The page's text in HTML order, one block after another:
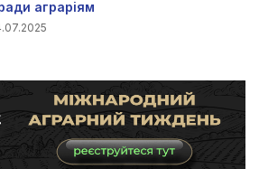
аграріям